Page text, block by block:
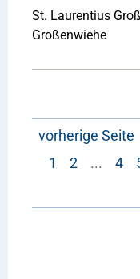
St. Laurentius
Großenwiehe
vorherige Seite
1
2 ... 4